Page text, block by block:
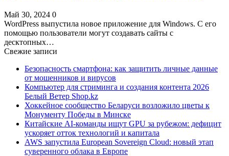
Май 30, 2024 0
WordPress выпустила новое приложение для Windows. С его
помощью пользователи могут создавать сайты с
десктопных…
Свежие записи
Безопасность смартфона: как защитить личные данные
от мошенников и вирусов
Компьютер для стриминга и создания контента 2026
Белый Ветер Shop.kz
Хоккейное сообщество Беларуси возложило цветы к
Монументу Победы в Минске
Китайские AI-команды ищут GPU за рубежом: дефицит
ускоряет отток технологий и капитала
AWS запустила European Sovereign Cloud: новый этап
суверенного облака в Европе